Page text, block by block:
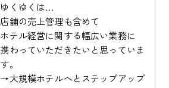
ゆくゆくは…
店舗の売上管理も含めて
ホテル経営に関する幅広い業務に
携わっていただきたいと思っていま
す。
→大規模ホテルへとステップアップ